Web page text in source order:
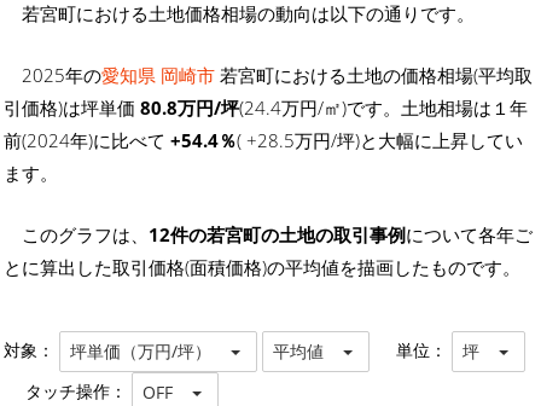
若宮町における土地価格相場の動向は以下の通りです。
2025年の愛知県 岡崎市 若宮町における土地の価格相場(平均取
引価格)は坪単価 80.8万円/坪(24.4万円/㎡)です。土地相場は１年
前(2024年)に比べて +54.4％( +28.5万円/坪)と大幅に上昇してい
ます。
このグラフは、 12件の若宮町の土地の取引事例について各年ご
とに算出した取引価格(面積価格)の平均値を描画したものです。
対象： 坪単価（万円/坪） 平均値 単位： 坪
タッチ操作： OFF